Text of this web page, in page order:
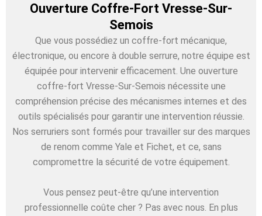
Ouverture Coffre-Fort Vresse-Sur-
Semois
Que vous possédiez un coffre-fort mécanique,
électronique, ou encore à double serrure, notre équipe est
équipée pour intervenir efficacement. Une ouverture
coffre-fort Vresse-Sur-Semois nécessite une
compréhension précise des mécanismes internes et des
outils spécialisés pour garantir une intervention réussie.
Nos serruriers sont formés pour travailler sur des marques
de renom comme Yale et Fichet, et ce, sans
compromettre la sécurité de votre équipement.
Vous pensez peut-être qu’une intervention
professionnelle coûte cher ? Pas avec nous. En plus